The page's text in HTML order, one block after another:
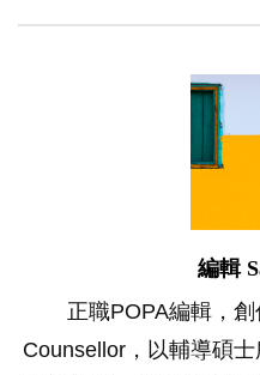
編輯
正職POPA編輯，
Counsellor，以輔導碩